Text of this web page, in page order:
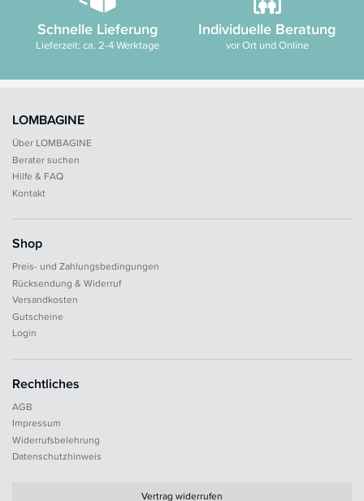
Schnelle Lieferung
Lieferzeit: ca. 2-4 Werktage
Individuelle Beratung
vor Ort und Online
LOMBAGINE
Über LOMBAGINE
Berater suchen
Hilfe & FAQ
Kontakt
Shop
Preis- und Zahlungsbedingungen
Rücksendung & Widerruf
Versandkosten
Gutscheine
Login
Rechtliches
AGB
Impressum
Widerrufsbelehrung
Datenschutzhinweis
Vertrag widerrufen